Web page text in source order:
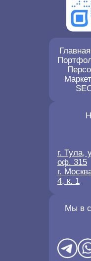
Главная
Маркет
Мы в
г. Тула,
оф. 315
г.
4, к. 1